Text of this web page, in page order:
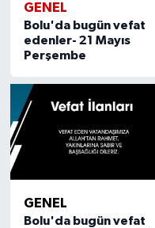
GENEL
Bolu'da bugün vefat
edenler- 21 Mayıs
Perşembe
GENEL
Bolu'da bugün vefat